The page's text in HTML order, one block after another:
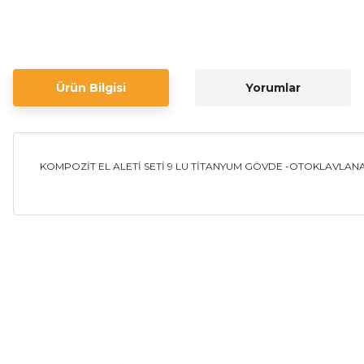
Ürün Bilgisi Yorumlar
KOMPOZİT EL ALETİ SETİ 9 LU TİTANYUM GÖVDE -